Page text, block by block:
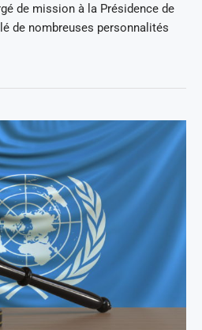
de mission à la Présidence de
de nombreuses personnalités